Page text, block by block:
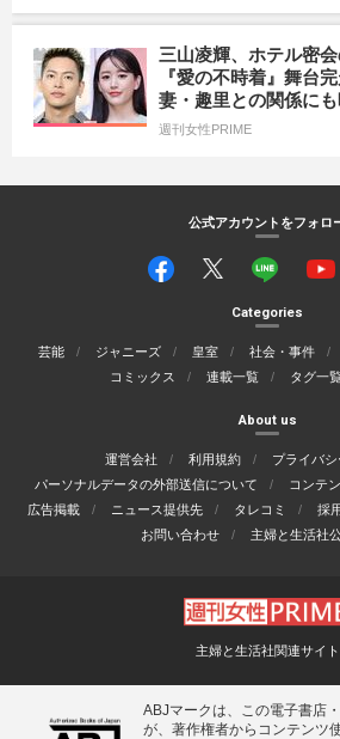
三山凌輝、ホテル密
『愛の不時着』舞台
妻・趣里との関係に
週刊女性PRIME
公式アカウントをフォロ
Categories
芸能 ジャニーズ 皇室 社会・事件
コミックス
連載一覧 タグ一
About us
運営会社 利用規約
プライバ
パーソナルデータの外部送信について
コンテ
広告掲載
ニュース提供先 タレコミ 採
お問い合わせ
主婦と生活社
主婦と生活社関連サイト
ABJマークは、この電子書店
が、著作権者からコンテンツ